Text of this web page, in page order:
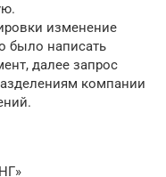
изменение
было написать
далее запрос
компании